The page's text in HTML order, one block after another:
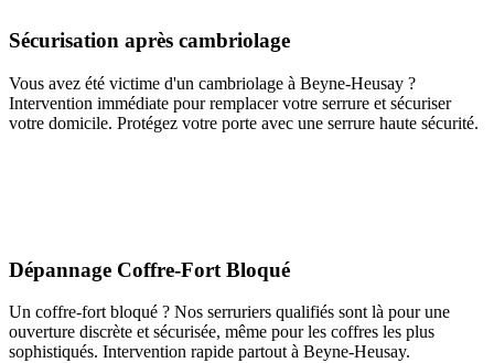
Sécurisation après cambriolage
Vous avez été victime d'un cambriolage à Beyne-Heusay ?
Intervention immédiate pour remplacer votre serrure et sécuriser
votre domicile. Protégez votre porte avec une serrure haute sécurité.
Dépannage Coffre-Fort Bloqué
Un coffre-fort bloqué ? Nos serruriers qualifiés sont là pour une
ouverture discrète et sécurisée, même pour les coffres les plus
sophistiqués. Intervention rapide partout à Beyne-Heusay.